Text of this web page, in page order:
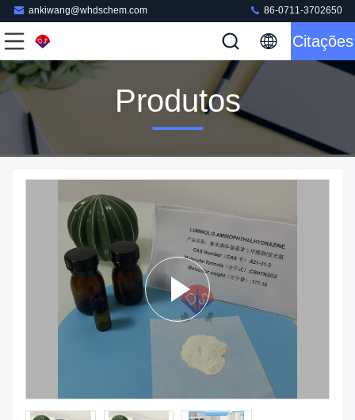
ankiwang@whdschem.com 86-0711-3702650
Citações
Produtos